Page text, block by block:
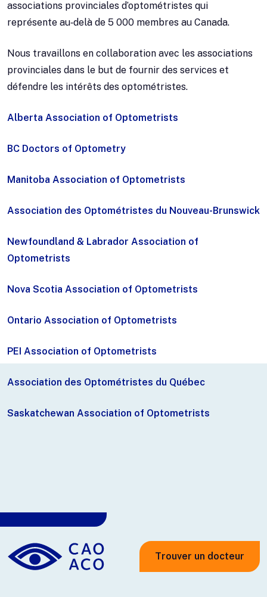
associations provinciales d’optométristes qui
représente au‑delà de 5 000 membres au Canada.
Nous travaillons en collaboration avec les associations
provinciales dans le but de fournir des services et
défendre les intérêts des optométristes.
Alberta Association of Optometrists
BC Doctors of Optometry
Manitoba Association of Optometrists
Association des Optométristes du Nouveau-Brunswick
Newfoundland & Labrador Association of
Optometrists
Nova Scotia Association of Optometrists
Ontario Association of Optometrists
PEI Association of Optometrists
Association des Optométristes du Québec
Saskatchewan Association of Optometrists
Trouver un docteur